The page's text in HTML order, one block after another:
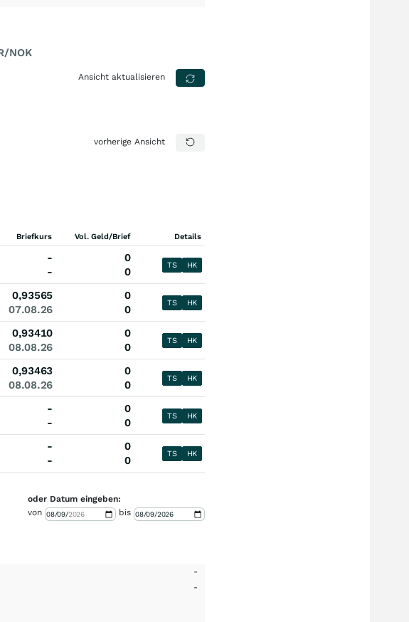
NOK
Ansicht aktualisieren
vorherige Ansicht
Briefkurs Vol. Geld/Brief Details
-
-
0
0
TS HK
0,93565
07.08.26
0
0
TS HK
0,93410
08.08.26
0
0
TS HK
0,93463
08.08.26
0
0
TS HK
-
-
0
0
TS HK
-
-
0
0
TS HK
oder Datum eingeben:
von
bis
-
-